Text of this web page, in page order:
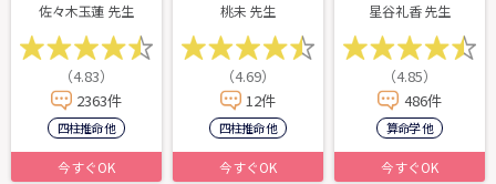
佐々木玉蓮 先生
（4.83）
2363件
四柱推命 他
今すぐOK
桃未 先生
（4.69）
12件
四柱推命 他
今すぐOK
星谷礼香 先生
（4.85）
486件
算命学 他
今すぐOK